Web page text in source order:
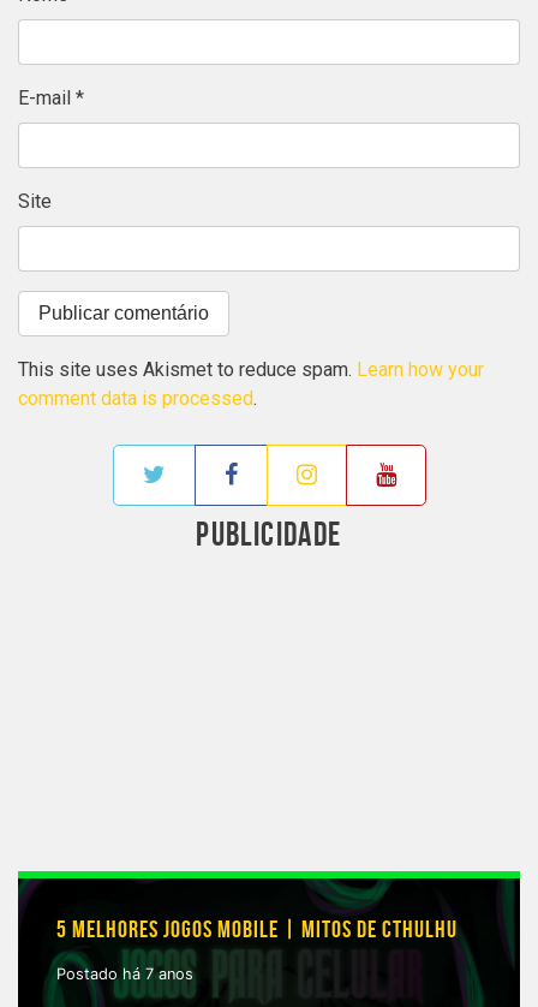
E-mail *
Site
This site uses Akismet to reduce spam. Learn how your
comment data is processed.
PUBLICIDADE
5 MELHORES JOGOS MOBILE | MITOS DE CTHULHU
Postado há 7 anos